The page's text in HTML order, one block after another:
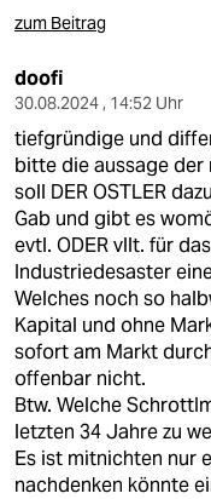
zum Beitrag
doofi
30.08.2024 , 14:52 Uhr
tiefgründige und
bitte die aussage der
soll DER OSTLER
Gab und gibt es
evtl. ODER vllt. für
Industriedesaster
Welches noch so
Kapital und ohne
sofort am Markt
offenbar nicht.
Btw. Welche
letzten 34 Jahre zu
Es ist mitnichten nur
nachdenken könnte